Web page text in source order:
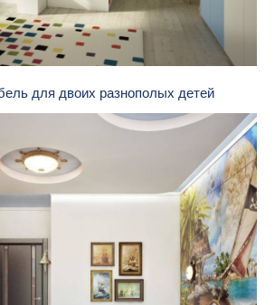
для двоих разнополых детей